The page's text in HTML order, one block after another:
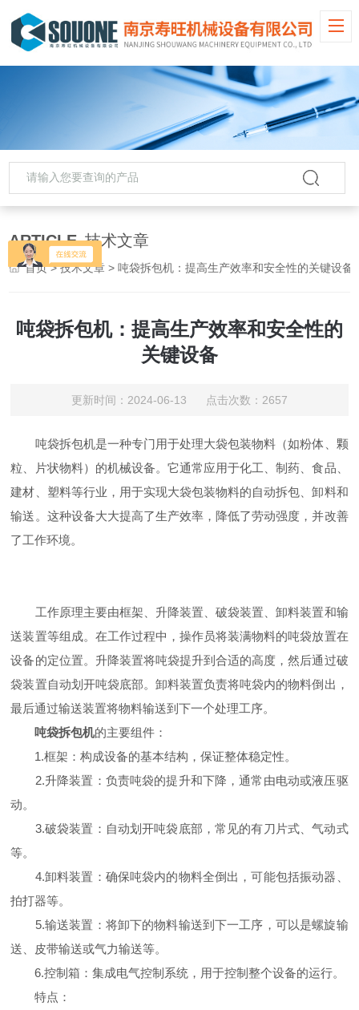
ARTICLE 技术文章
首页>技术文章 > 吨袋拆包机：提高生产效率和安全性的关键设备
吨袋拆包机：提高生产效率和安全性的
关键设备
更新时间：2024-06-13 点击次数：2657
吨袋拆包机是一种专门用于处理大袋包装物料（如粉体、颗
粒、片状物料）的机械设备。它通常应用于化工、制药、食品、
建材、塑料等行业，用于实现大袋包装物料的自动拆包、卸料和
输送。这种设备大大提高了生产效率，降低了劳动强度，并改善
了工作环境。
工作原理主要由框架、升降装置、破袋装置、卸料装置和输
送装置等组成。在工作过程中，操作员将装满物料的吨袋放置在
设备的定位置。升降装置将吨袋提升到合适的高度，然后通过破
袋装置自动划开吨袋底部。卸料装置负责将吨袋内的物料倒出，
最后通过输送装置将物料输送到下一个处理工序。
吨袋拆包机的主要组件：
1.框架：构成设备的基本结构，保证整体稳定性。
2.升降装置：负责吨袋的提升和下降，通常由电动或液压驱
动。
3.破袋装置：自动划开吨袋底部，常见的有刀片式、气动式
等。
4.卸料装置：确保吨袋内的物料全倒出，可能包括振动器、
拍打器等。
5.输送装置：将卸下的物料输送到下一工序，可以是螺旋输
送、皮带输送或气力输送等。
6.控制箱：集成电气控制系统，用于控制整个设备的运行。
特点：